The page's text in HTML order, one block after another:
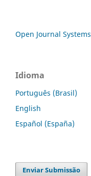
Open Journal Systems
Idioma
Português (Brasil)
English
Español (España)
Enviar Submissão